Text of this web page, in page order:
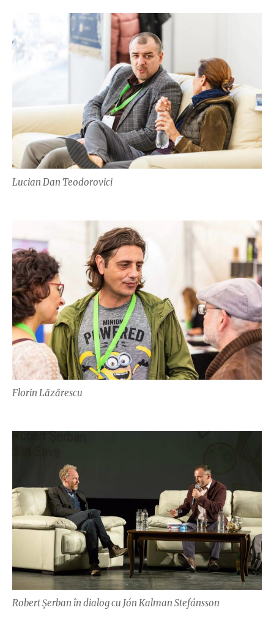
Lucian Dan Teodorovici
Florin Lăzărescu
Robert Șerban în dialog cu Jón Kalman Stefánsson